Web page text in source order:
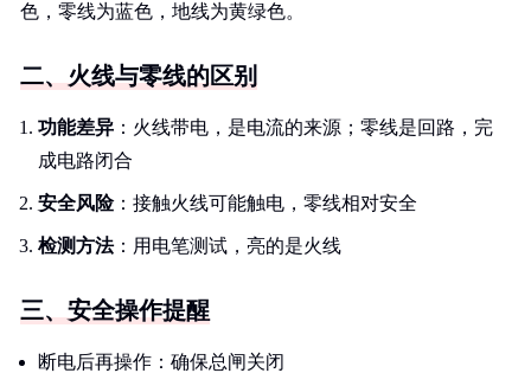
色，零线为蓝色，地线为黄绿色。
二、火线与零线的区别
功能差异 ：火线带电，是电流的来源；零线是回路，完
成电路闭合
安全风险：接触火线可能触电，零线相对安全
检测方法：用电笔测试，亮的是火线
三、安全操作提醒
断电后再操作：确保总闸关闭